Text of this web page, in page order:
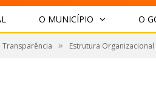
O MUNICÍPIO O
Transparência » Estrutura Organizacional